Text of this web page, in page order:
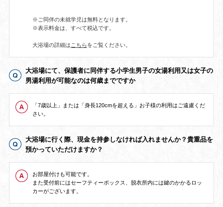
※ご同伴の未就学児は無料となります。
※表示料金は、すべて税込です。
大浴場の詳細は こちらをご覧ください。
大浴場にて、保護者に同伴する小学生男子の女湯利用又は女子の
男湯利用が可能なのは何歳までですか
「7歳以上」または「身長120cmを超える」お子様の利用はご遠慮くだ
さい。
大浴場に行く際、現金を持参しなければ入れませんか？貴重品を
預かっていただけますか？
お部屋付けも可能です。
また受付前にはセーフティーボックス、脱衣所内には鍵のかかるロッ
カーがございます。